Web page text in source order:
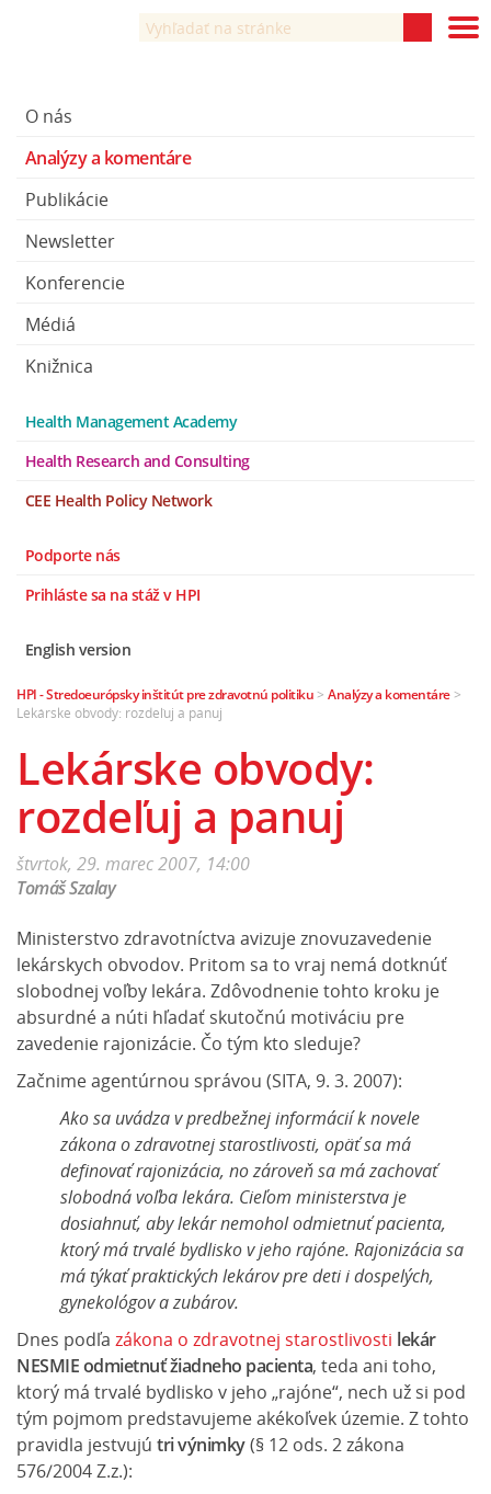
O nás
Analýzy a komentáre
Publikácie
Newsletter
Konferencie
Médiá
Knižnica
Health Management Academy
Health Research and Consulting
CEE Health Policy Network
Podporte nás
Prihláste sa na stáž v HPI
English version
HPI - Stredoeurópsky inštitút pre zdravotnú politiku > Analýzy a komentáre>
Lekárske obvody: rozdeľuj a panuj
Lekárske obvody:
rozdeľuj a panuj
štvrtok, 29. marec 2007, 14:00
Tomáš Szalay
Ministerstvo zdravotníctva avizuje znovuzavedenie
lekárskych obvodov. Pritom sa to vraj nemá dotknúť
slobodnej voľby lekára. Zdôvodnenie tohto kroku je
absurdné a núti hľadať skutočnú motiváciu pre
zavedenie rajonizácie. Čo tým kto sleduje?
Začnime agentúrnou správou (SITA, 9. 3. 2007):
Ako sa uvádza v predbežnej informácií k novele
zákona o zdravotnej starostlivosti, opäť sa má
definovať rajonizácia, no zároveň sa má zachovať
slobodná voľba lekára. Cieľom ministerstva je
dosiahnuť, aby lekár nemohol odmietnuť pacienta,
ktorý má trvalé bydlisko v jeho rajóne. Rajonizácia sa
má týkať praktických lekárov pre deti i dospelých,
gynekológov a zubárov.
Dnes podľa zákona o zdravotnej starostlivosti lekár
NESMIE odmietnuť žiadneho pacienta, teda ani toho,
ktorý má trvalé bydlisko v jeho „rajóne“, nech už si pod
tým pojmom predstavujeme akékoľvek územie. Z tohto
pravidla jestvujú tri výnimky(§ 12 ods. 2 zákona
576/2004 Z.z.):